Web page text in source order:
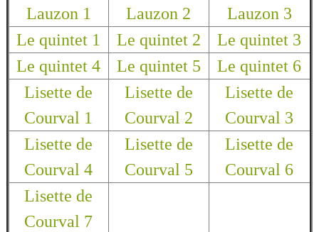
Lauzon 1
Lauzon 2
Lauzon 3
Le quintet 1
Le quintet 2
Le quintet 3
Le quintet 4
Le quintet 5
Le quintet 6
Lisette de
Courval 1
Lisette de
Courval 2
Lisette de
Courval 3
Lisette de
Courval 4
Lisette de
Courval 5
Lisette de
Courval 6
Lisette de
Courval 7